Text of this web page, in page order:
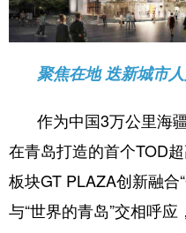
聚焦在地 迭新城市
作为中国3万公里海
在青岛打造的首个TOD
板块GT PLAZA创新融合
与“世界的青岛”交相呼应